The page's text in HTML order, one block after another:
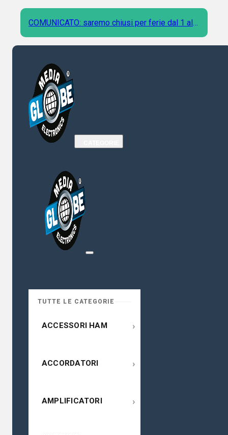
COMUNICATO: saremo chiusi per ferie dal 1 al 9
Agosto
TUTTE LE CATEGORIE
ACCESSORI HAM ›
ACCORDATORI ›
AMPLIFICATORI ›